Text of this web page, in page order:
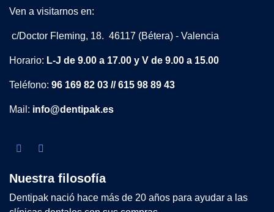
Ven a visitarnos en:
c/Doctor Fleming, 18. 46117 (Bétera) - Valencia
Horario: L-J de 9.00 a 17.00 y V de 9.00 a 15.00
Teléfono: 96 169 82 03 // 615 98 89 43
Mail: info@dentipak.es
Nuestra filosofía
Dentipak nació hace más de 20 años para ayudar a las